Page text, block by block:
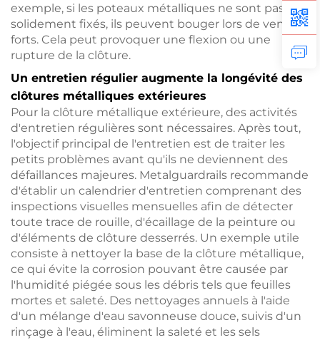
exemple, si les poteaux métalliques ne sont pas
solidement fixés, ils peuvent bouger lors de vents
forts. Cela peut provoquer une flexion ou une
rupture de la clôture.
Un entretien régulier augmente la longévité des
clôtures métalliques extérieures
Pour la clôture métallique extérieure, des activités
d'entretien régulières sont nécessaires. Après tout,
l'objectif principal de l'entretien est de traiter les
petits problèmes avant qu'ils ne deviennent des
défaillances majeures. Metalguardrails recommande
d'établir un calendrier d'entretien comprenant des
inspections visuelles mensuelles afin de détecter
toute trace de rouille, d'écaillage de la peinture ou
d'éléments de clôture desserrés. Un exemple utile
consiste à nettoyer la base de la clôture métallique,
ce qui évite la corrosion pouvant être causée par
l'humidité piégée sous les débris tels que feuilles
mortes et saleté. Des nettoyages annuels à l'aide
d'un mélange d'eau savonneuse douce, suivis d'un
rinçage à l'eau, éliminent la saleté et les sels